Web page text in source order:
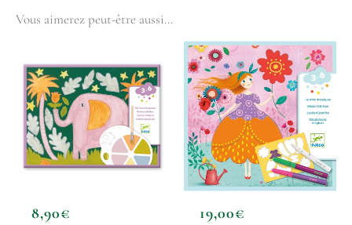
Vous aimerez peut-être aussi…
8,90€ 19,00€